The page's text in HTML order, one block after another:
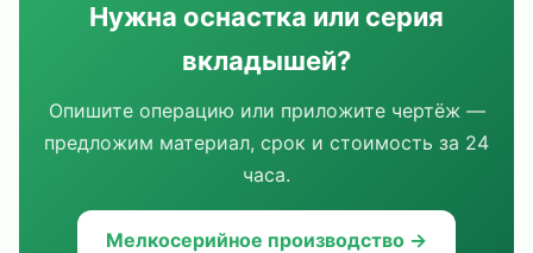
Нужна оснастка или серия
вкладышей?
Опишите операцию или приложите чертёж —
предложим материал, срок и стоимость за 24
часа.
Мелкосерийное производство →